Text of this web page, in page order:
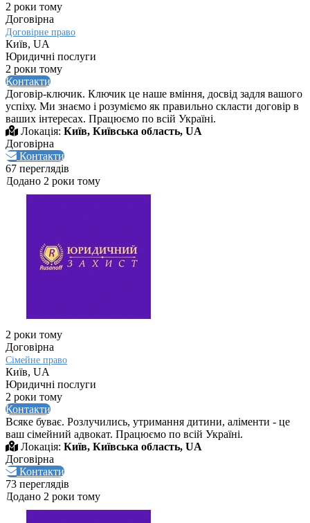
2 роки тому
Договірна
Договірне право
Київ, UA
Юридичні послуги
2 роки тому
Контакти
Договір-ключик. Ключик це наше вміння, досвід задля вашого
успіху. Ми знаємо і розуміємо як правильно скласти договір в
ваших інтересах. Працюємо по всій Україні.
Локація: Київ, Київська область, UA
Договірна
Контакти
67 переглядів
Додано 2 роки тому
2 роки тому
Договірна
Сімейне право
Київ, UA
Юридичні послуги
2 роки тому
Контакти
Всяке буває. Розлучились, утримання дитини, аліменти - це
ваш сімейний адвокат. Працюємо по всій Україні.
Локація: Київ, Київська область, UA
Договірна
Контакти
73 переглядів
Додано 2 роки тому